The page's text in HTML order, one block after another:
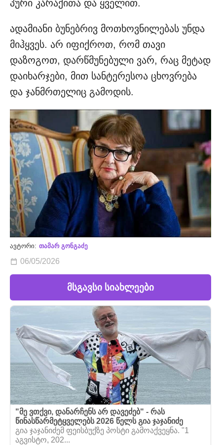
პური კარაქითა და ყველით.
ადამიანი ბუნებრივ მოთხოვნილებას უნდა
მიჰყვეს. არ იფიქროთ, რომ თავი
დაზოგოთ, დარწმუნებული ვარ, რაც მეტად
დაიხარჯები, მით სანტერესოა ცხოვრება
და ჯანმრთელიც გამოდის.
ავტორი: თამარ გონგაძე
06/05/2026
მსგავსი სიახლეები
"მე ვთქვი, დანარჩენს არ დავეძებ" - რას
წინასწარმეტყველებს 2026 წელს გია ჯაჯანიძე
გია ჯაჯანიძემ ფეისბუქზე პოსტი გამოაქვეყნა. "1
აგვისტო, 202...